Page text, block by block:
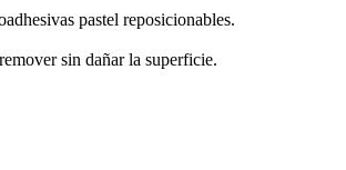
pastel reposicionables.
sin dañar la superficie.